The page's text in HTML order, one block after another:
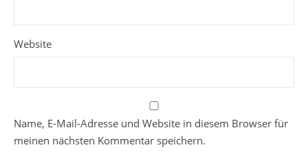
Website
Name, E-Mail-Adresse und Website in diesem Browser für
meinen nächsten Kommentar speichern.